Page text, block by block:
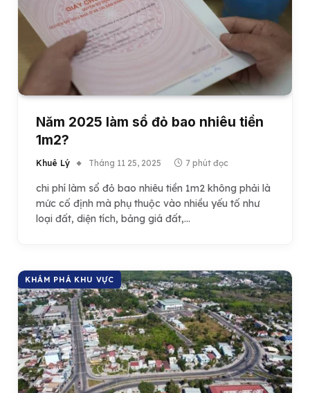
Năm 2025 làm sổ đỏ bao nhiêu tiền
1m2?
Khuê Lý Tháng 11 25, 2025 7 phút đọc
chi phí làm sổ đỏ bao nhiêu tiền 1m2 không phải là
mức cố định mà phụ thuộc vào nhiều yếu tố như
loại đất, diện tích, bảng giá đất,…
KHÁM PHÁ KHU VỰC